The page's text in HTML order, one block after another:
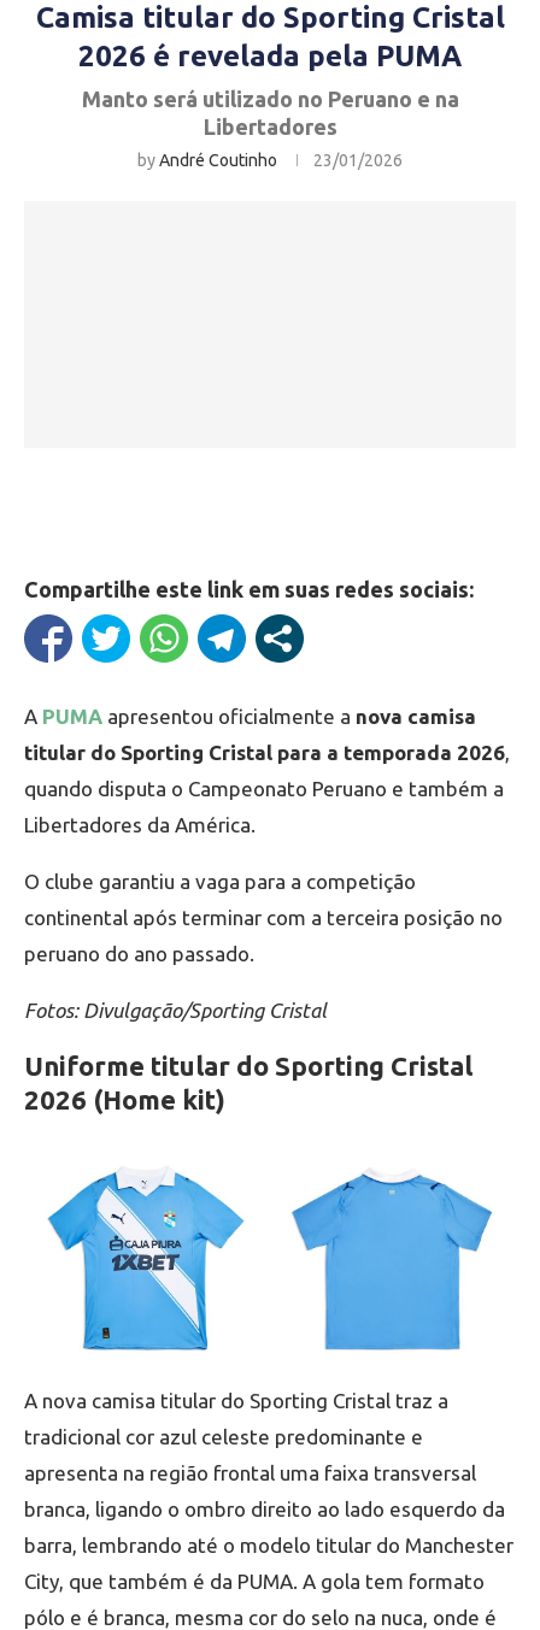
Camisa titular do Sporting Cristal
2026 é revelada pela PUMA
Manto será utilizado no Peruano e na
Libertadores
byAndré Coutinho 23/01/2026
Compartilhe este link em suas redes sociais:
A PUMA apresentou oficialmente a nova camisa
titular do Sporting Cristal para a temporada 2026,
quando disputa o Campeonato Peruano e também a
Libertadores da América.
O clube garantiu a vaga para a competição
continental após terminar com a terceira posição no
peruano do ano passado.
Fotos: Divulgação/Sporting Cristal
Uniforme titular do Sporting Cristal
2026 (Home kit)
A nova camisa titular do Sporting Cristal traz a
tradicional cor azul celeste predominante e
apresenta na região frontal uma faixa transversal
branca, ligando o ombro direito ao lado esquerdo da
barra, lembrando até o modelo titular do Manchester
City, que também é da PUMA. A gola tem formato
pólo e é branca, mesma cor do selo na nuca, onde é